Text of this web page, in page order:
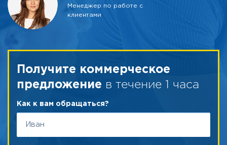
Менеджер по работе с
клиентами
Получите коммерческое
предложение в течение 1 часа
Как к вам обращаться?